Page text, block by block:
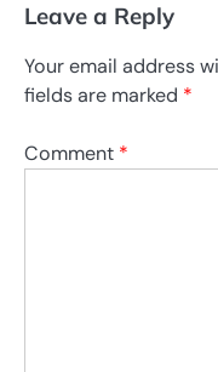
Leave a Reply
Your email address
fields are marked *
Comment *